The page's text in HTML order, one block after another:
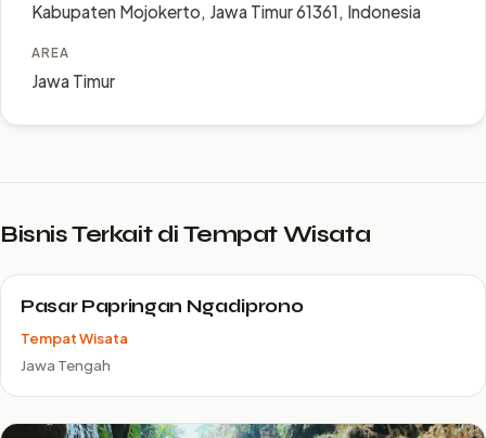
Kabupaten Mojokerto, Jawa Timur 61361, Indonesia
AREA
Jawa Timur
Bisnis Terkait di Tempat Wisata
Pasar Papringan Ngadiprono
Tempat Wisata
Jawa Tengah